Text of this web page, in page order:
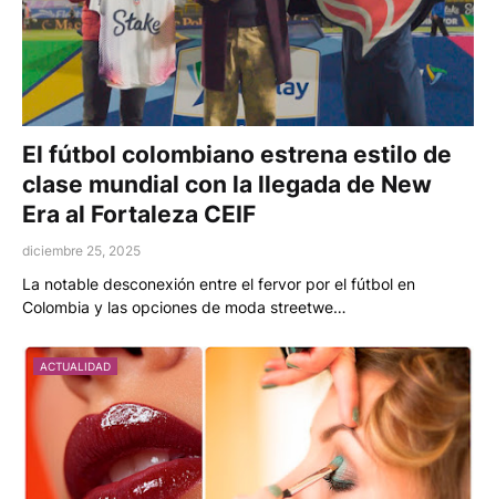
El fútbol colombiano estrena estilo de
clase mundial con la llegada de New
Era al Fortaleza CEIF
diciembre 25, 2025
La notable desconexión entre el fervor por el fútbol en
Colombia y las opciones de moda streetwe…
ACTUALIDAD